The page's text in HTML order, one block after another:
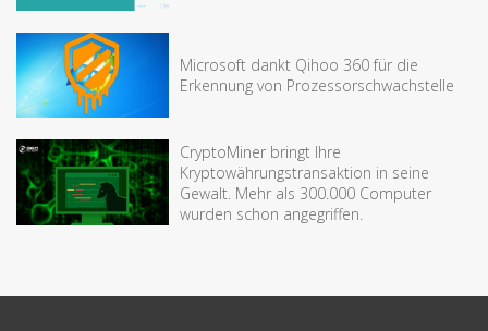
Microsoft dankt Qihoo 360 für die
Erkennung von Prozessorschwachstelle
CryptoMiner bringt Ihre
Kryptowährungstransaktion in seine
Gewalt. Mehr als 300.000 Computer
wurden schon angegriffen.